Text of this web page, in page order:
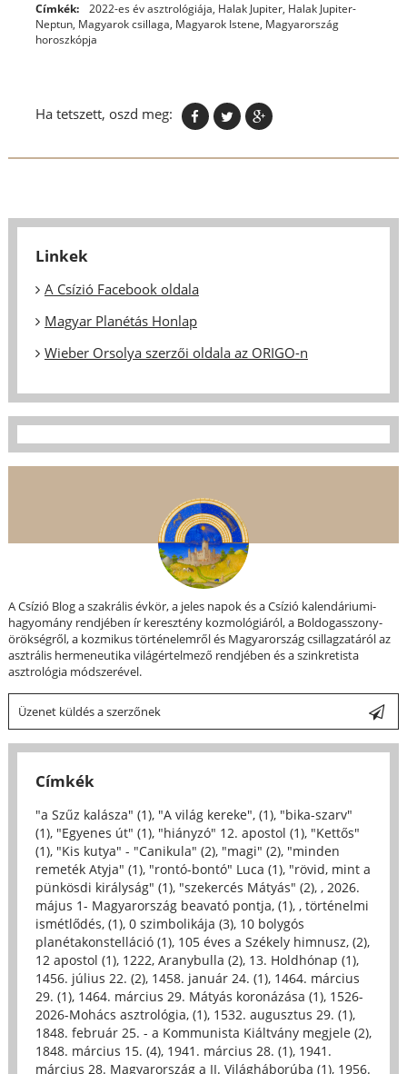
Címkék: 2022-es év asztrológiája, Halak Jupiter, Halak Jupiter-
Neptun, Magyarok csillaga, Magyarok Istene, Magyarország
horoszkópja
Ha tetszett, oszd meg:
Linkek
A Csízió Facebook oldala
Magyar Planétás Honlap
Wieber Orsolya szerzői oldala az ORIGO-n
A Csízió Blog a szakrális évkör, a jeles napok és a Csízió kalendáriumi-
hagyomány rendjében ír keresztény kozmológiáról, a Boldogasszony-
örökségről, a kozmikus történelemről és Magyarország csillagzatáról az
asztrális hermeneutika világértelmező rendjében és a szinkretista
asztrológia módszerével.
Üzenet küldés a szerzőnek
Címkék
"a Szűz kalásza" (1), "A világ kereke", (1), "bika-szarv"
(1), "Egyenes út" (1), "hiányzó" 12. apostol (1), "Kettős"
(1), "Kis kutya" - "Canikula" (2), "magi" (2), "minden
remeték Atyja" (1), "rontó-bontó" Luca (1), "rövid, mint a
pünkösdi királyság" (1), "szekercés Mátyás" (2), , 2026.
május 1- Magyarország beavató pontja, (1), , történelmi
ismétlődés, (1), 0 szimbolikája (3), 10 bolygós
planétakonstelláció (1), 105 éves a Székely himnusz, (2),
12 apostol (1), 1222, Aranybulla (2), 13. Holdhónap (1),
1456. július 22. (2), 1458. január 24. (1), 1464. március
29. (1), 1464. március 29. Mátyás koronázása (1), 1526-
2026-Mohács asztrológia, (1), 1532. augusztus 29. (1),
1848. február 25. - a Kommunista Kiáltvány megjele (2),
1848. március 15. (4), 1941. március 28. (1), 1941.
március 28. Magyarország a II. Világháborúba (1), 1956.